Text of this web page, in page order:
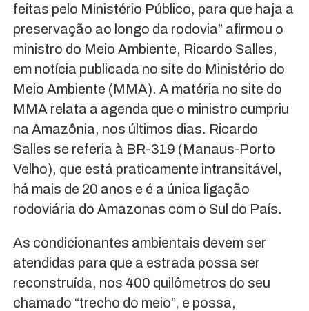
feitas pelo Ministério Público, para que haja a
preservação ao longo da rodovia” afirmou o
ministro do Meio Ambiente, Ricardo Salles,
em notícia publicada no site do Ministério do
Meio Ambiente (MMA). A matéria no site do
MMA relata a agenda que o ministro cumpriu
na Amazônia, nos últimos dias. Ricardo
Salles se referia à BR-319 (Manaus-Porto
Velho), que está praticamente intransitável,
há mais de 20 anos e é a única ligação
rodoviária do Amazonas com o Sul do País.
As condicionantes ambientais devem ser
atendidas para que a estrada possa ser
reconstruída, nos 400 quilômetros do seu
chamado “trecho do meio”, e possa,